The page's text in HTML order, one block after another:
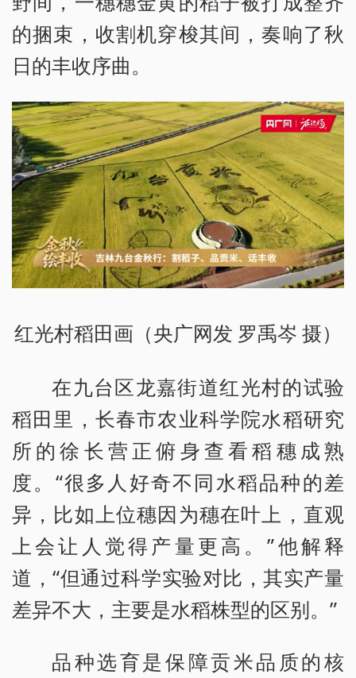
的捆束，收割机穿梭其间，奏响了秋
日的丰收序曲。
红光村稻田画（央广网发 罗禹岑 摄）
在九台区龙嘉街道红光村的试验
稻田里，长春市农业科学院水稻研究
所的徐长营正俯身查看稻穗成熟
度。“很多人好奇不同水稻品种的差
异，比如上位穗因为穗在叶上，直观
上会让人觉得产量更高。”他解释
道，“但通过科学实验对比，其实产量
差异不大，主要是水稻株型的区别。”
品种选育是保障贡米品质的核